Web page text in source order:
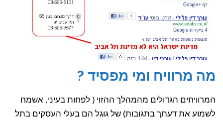
מה מרוויח ומי מפסיד ?
המרוויחים הגדולים מהמהלך ההזוי ( לפחות בעיני, אשמח
לשמוע את דעתך בתגובות) של גוגל הם בעלי העסקים בתל